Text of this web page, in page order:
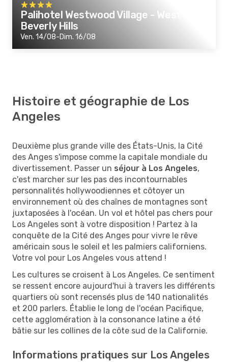
Palihotel Westwood Village - West
Beverly Hills
Ven. 14/08-Dim. 16/08
Histoire et géographie de Los
Angeles
Deuxième plus grande ville des États-Unis, la Cité
des Anges s'impose comme la capitale mondiale du
divertissement. Passer un séjour à Los Angeles,
c'est marcher sur les pas des incontournables
personnalités hollywoodiennes et côtoyer un
environnement où des chaînes de montagnes sont
juxtaposées à l'océan. Un vol et hôtel pas chers pour
Los Angeles sont à votre disposition ! Partez à la
conquête de la Cité des Anges pour vivre le rêve
américain sous le soleil et les palmiers californiens.
Votre vol pour Los Angeles vous attend !
Les cultures se croisent à Los Angeles. Ce sentiment
se ressent encore aujourd'hui à travers les différents
quartiers où sont recensés plus de 140 nationalités
et 200 parlers. Établie le long de l'océan Pacifique,
cette agglomération à la consonance latine a été
bâtie sur les collines de la côte sud de la Californie.
Informations pratiques sur Los Angeles